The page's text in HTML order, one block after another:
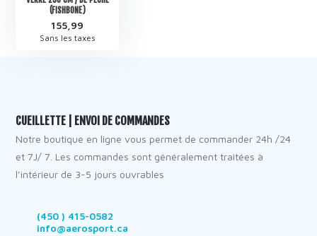
(FISHBONE)
155,99
Sans les taxes
CUEILLETTE | ENVOI DE COMMANDES
Notre boutique en ligne vous permet de commander 24h /24
et 7J/ 7. Les commandes sont généralement traitées à
l’intérieur de 3-5 jours ouvrables
(450 ) 415-0582
info@aerosport.ca